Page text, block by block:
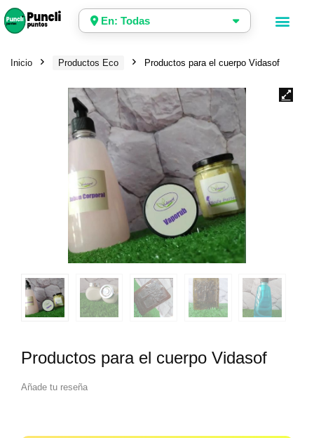
En: Todas
Inicio Productos Eco Productos para el cuerpo Vidasof
Productos para el cuerpo Vidasof
Añade tu reseña